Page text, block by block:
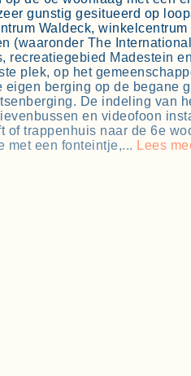
gunstig gesitueerd op
Waldeck,
(waaronder The
recreatiegebied Madestein
plek, op het
berging op de begane
De indeling van
en videofoon
trappenhuis naar de 6e
met een fonteintje,... Lees